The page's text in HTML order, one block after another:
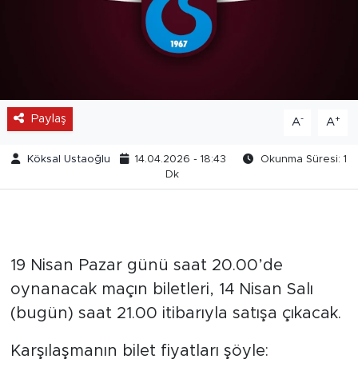
Paylaş A- A+
Köksal Ustaoğlu 14.04.2026 - 18:43
Okunma Süresi: 1
Dk
19 Nisan Pazar günü saat 20.00’de
oynanacak maçın biletleri, 14 Nisan Salı
(bugün) saat 21.00 itibarıyla satışa çıkacak.
Karşılaşmanın bilet fiyatları şöyle:
Ulusal Son Dakika Haberleri